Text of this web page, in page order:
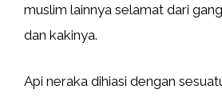
muslim lainnya selamat dari
dan kakinya.
Api neraka dihiasi dengan